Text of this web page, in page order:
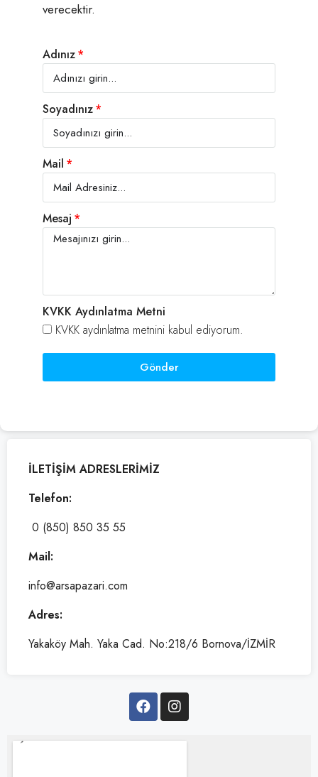
verecektir.
Adınız
Soyadınız
Mail
Mesaj
KVKK Aydınlatma Metni
KVKK aydınlatma metnini kabul ediyorum.
Gönder
İLETİŞİM ADRESLERİMİZ
Telefon:
0 (850) 850 35 55
Mail:
info@arsapazari.com
Adres:
Yakaköy Mah. Yaka Cad. No:218/6 Bornova/İZMİR